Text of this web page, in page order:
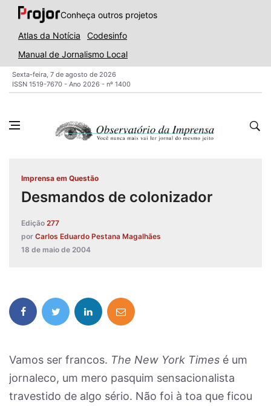
Conheça outros projetos
Atlas da Notícia
Codesinfo
Manual de Jornalismo Local
Sexta-feira, 7 de agosto de 2026
ISSN 1519-7670 - Ano 2026 - nº 1400
Imprensa em Questão
Desmandos de colonizador
Edição 277
por Carlos Eduardo Pestana Magalhães
18 de maio de 2004
Vamos ser francos. The New York Times é um
jornaleco, um mero pasquim sensacionalista
travestido de algo sério. Não foi à toa que ficou